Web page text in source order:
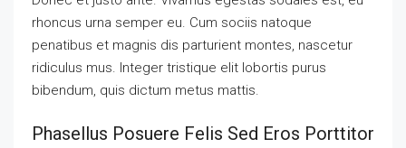
rhoncus urna semper eu. Cum sociis natoque
penatibus et magnis dis parturient montes, nascetur
ridiculus mus. Integer tristique elit lobortis purus
bibendum, quis dictum metus mattis.
Phasellus Posuere Felis Sed Eros Porttitor